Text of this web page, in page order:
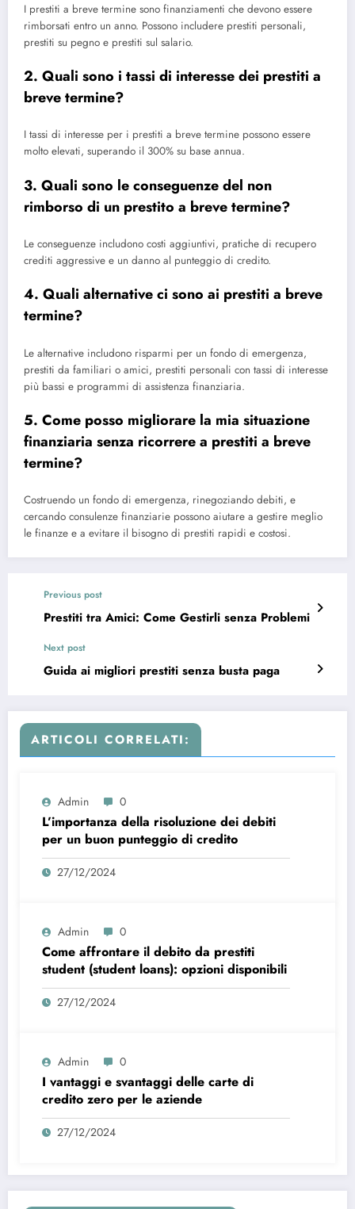
I prestiti a breve termine sono finanziamenti che devono essere
rimborsati entro un anno. Possono includere prestiti personali,
prestiti su pegno e prestiti sul salario.
2. Quali sono i tassi di interesse dei prestiti a
breve termine?
I tassi di interesse per i prestiti a breve termine possono essere
molto elevati, superando il 300% su base annua.
3. Quali sono le conseguenze del non
rimborso di un prestito a breve termine?
Le conseguenze includono costi aggiuntivi, pratiche di recupero
crediti aggressive e un danno al punteggio di credito.
4. Quali alternative ci sono ai prestiti a breve
termine?
Le alternative includono risparmi per un fondo di emergenza,
prestiti da familiari o amici, prestiti personali con tassi di interesse
più bassi e programmi di assistenza finanziaria.
5. Come posso migliorare la mia situazione
finanziaria senza ricorrere a prestiti a breve
termine?
Costruendo un fondo di emergenza, rinegoziando debiti, e
cercando consulenze finanziarie possono aiutare a gestire meglio
le finanze e a evitare il bisogno di prestiti rapidi e costosi.
Previous post
Prestiti tra Amici: Come Gestirli senza Problemi
Next post
Guida ai migliori prestiti senza busta paga
ARTICOLI CORRELATI:
Admin 0
L’importanza della risoluzione dei debiti
per un buon punteggio di credito
27/12/2024
Admin 0
Come affrontare il debito da prestiti
student (student loans): opzioni disponibili
27/12/2024
Admin 0
I vantaggi e svantaggi delle carte di
credito zero per le aziende
27/12/2024